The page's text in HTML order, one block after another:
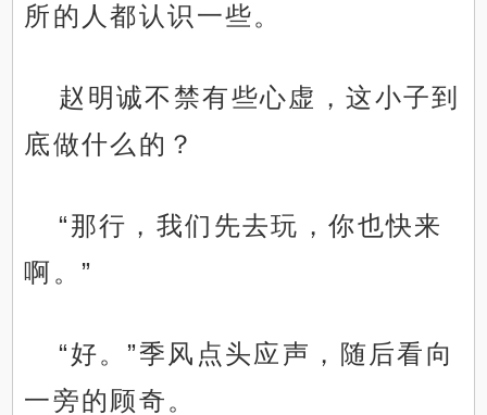
所的人都认识一些。
赵明诚不禁有些心虚，这小子到
底做什么的？
“那行，我们先去玩，你也快来
啊。”
“好。”季风点头应声，随后看向
一旁的顾奇。